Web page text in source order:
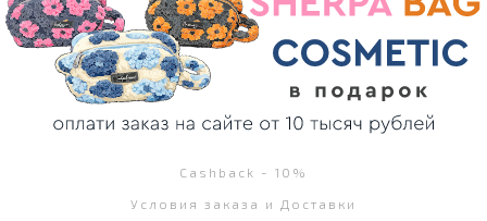
Cashback - 10%
Условия заказа и Доставки